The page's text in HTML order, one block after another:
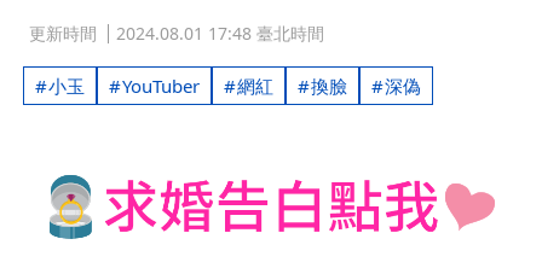
更新時間 2024.08.01 17:48 臺北時間
小玉 YouTuber 網紅 換臉 深偽